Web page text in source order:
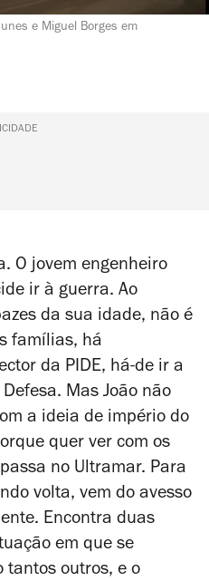
e Miguel Borges em
O jovem engenheiro
ir à guerra. Ao
da sua idade, não é
famílias, há
da PIDE, há-de ir a
Mas João não
a ideia de império do
quer ver com os
no Ultramar. Para
volta, vem do avesso
Encontra duas
em que se
tantos outros, e o